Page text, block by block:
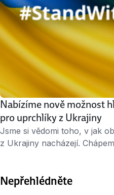
Nabízíme nově možnost
pro uprchlíky z Ukrajiny
Jsme si vědomi toho, v jak
z Ukrajiny nacházejí.
proto snažíme jim tento
Nepřehlédněte